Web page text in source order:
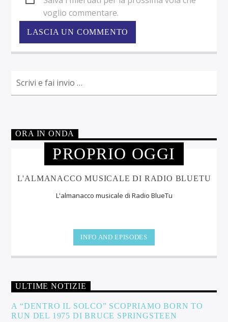
voglio commentare.
ORA IN ONDA
PROPRIO OGGI
L'ALMANACCO MUSICALE DI RADIO BLUETU
L'almanacco musicale di Radio BlueTu
INFO AND EPISODES
ULTIME NOTIZIE
A “DENTRO IL SOLCO” SCOPRIAMO BORN TO
RUN DEL 1975 DI BRUCE SPRINGSTEEN